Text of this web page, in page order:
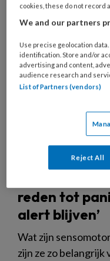
reden tot
alert blijven’
Wat zijn
zijn ze zo
cookies, these do not record
We and our partners
Use precise geolocation
identification. Store and/or
advertising and content,
audience research and
List of Partners (vendors)
Reject All